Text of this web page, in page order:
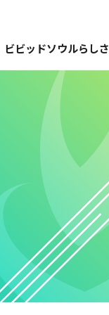
ビビッドソウルらしさ